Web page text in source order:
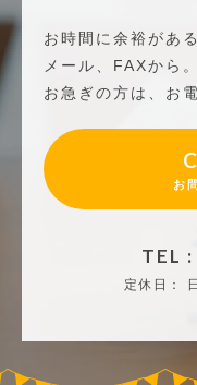
お時間に余裕があ
メール、FAXから。
お急ぎの方は、お
お
TEL
定休日：